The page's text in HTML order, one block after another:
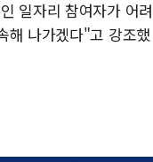
일자리 참여자가 어려
해 나가겠다"고 강조했